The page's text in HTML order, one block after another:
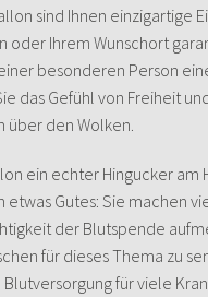
sind Ihnen einzigartige
oder Ihrem Wunschort
besonderen Person
das Gefühl von Freiheit
den Wolken.
ein echter Hingucker am
Gutes: Sie machen
der Blutspende
für dieses Thema zu
für viele